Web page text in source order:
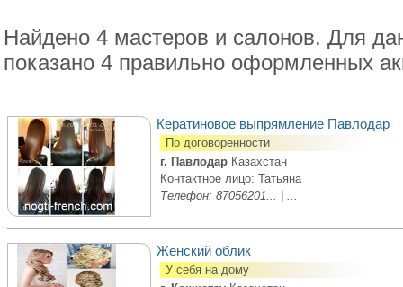
Найдено 4 мастеров и салонов. Для
показано 4 правильно оформленных
Кератиновое выпрямление Павлодар
По договоренности
г. Павлодар Казахстан
Контактное лицо: Татьяна
Телефон: 87056201... | ...
Женский облик
У себя на дому